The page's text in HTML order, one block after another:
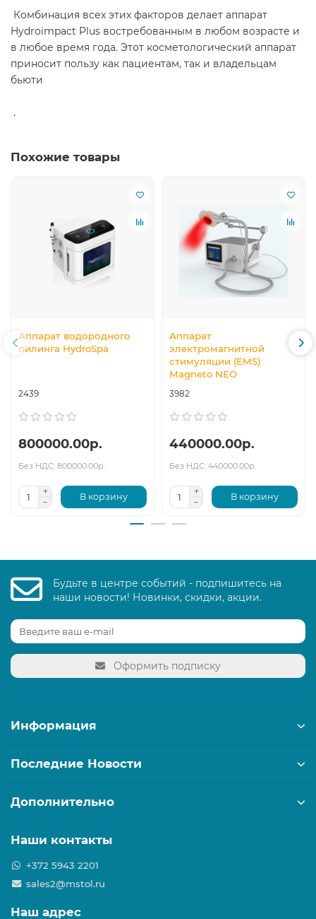
Комбинация всех этих факторов делает аппарат
Hydroimpact Plus востребованным в любом возрасте и
в любое время года. Этот косметологический аппарат
приносит пользу как пациентам, так и владельцам
бьюти
.
Похожие товары
Аппарат водородного
пилинга HydroSpa
2439
800000.00р.
Без НДС: 800000.00р.
В корзину
Аппарат
электромагнитной
стимуляции (EMS)
Magneto NEO
3982
440000.00р.
Без НДС: 440000.00р.
В корзину
Будьте в центре событий - подпишитесь на
наши новости! Новинки, скидки, акции.
Оформить подписку
Информация
Последние Новости
Дополнительно
Наши контакты
+372 5943 2201
sales2@mstol.ru
Наш адрес